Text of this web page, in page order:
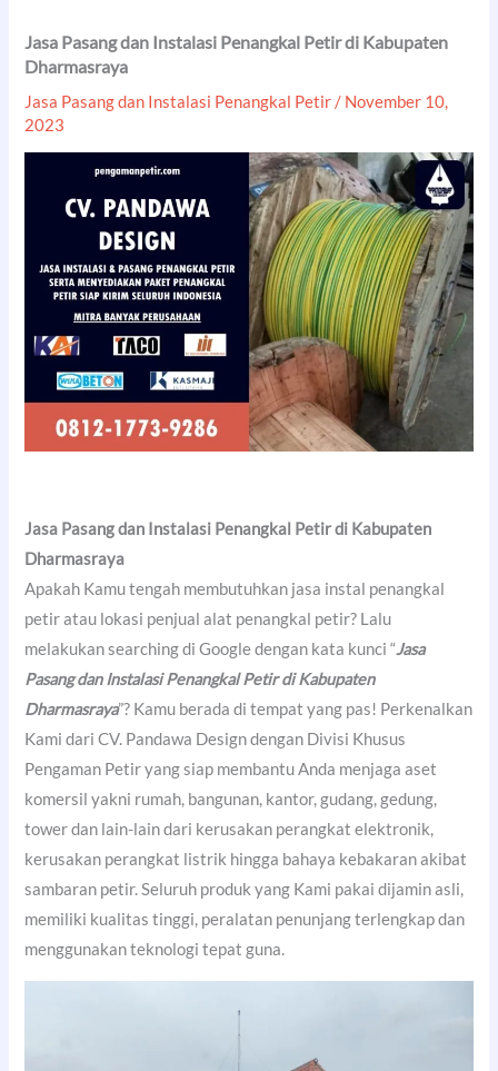
Jasa Pasang dan Instalasi Penangkal Petir di Kabupaten
Dharmasraya
Jasa Pasang dan Instalasi Penangkal Petir / November 10,
2023
Jasa Pasang dan Instalasi Penangkal Petir di Kabupaten
Dharmasraya
Apakah Kamu tengah membutuhkan jasa instal penangkal
petir atau lokasi penjual alat penangkal petir? Lalu
melakukan searching di Google dengan kata kunci “Jasa
Pasang dan Instalasi Penangkal Petir di Kabupaten
Dharmasraya”? Kamu berada di tempat yang pas! Perkenalkan
Kami dari CV. Pandawa Design dengan Divisi Khusus
Pengaman Petir yang siap membantu Anda menjaga aset
komersil yakni rumah, bangunan, kantor, gudang, gedung,
tower dan lain-lain dari kerusakan perangkat elektronik,
kerusakan perangkat listrik hingga bahaya kebakaran akibat
sambaran petir. Seluruh produk yang Kami pakai dijamin asli,
memiliki kualitas tinggi, peralatan penunjang terlengkap dan
menggunakan teknologi tepat guna.